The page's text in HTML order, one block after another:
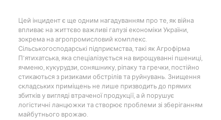
Цей інцидент є ще одним нагадуванням про те, як війна
впливає на життєво важливі галузі економіки України,
зокрема на агропромисловий комплекс.
Сільськогосподарські підприємства, такі як Агрофірма
П’ятихатська, яка спеціалізується на вирощуванні пшениці,
ячменю, кукурудзи, соняшнику, ріпаку та гречки, постійно
стикаються з ризиками обстрілів та руйнувань. Знищення
складських приміщень не лише призводить до прямих
збитків у вигляді втраченої продукції, а й порушує
логістичні ланцюжки та створює проблеми зі зберіганням
майбутнього врожаю.